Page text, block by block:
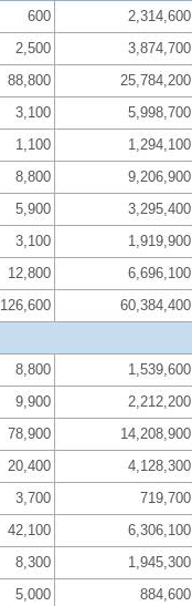
600 2,314,600
2,500 3,874,700
88,800 25,784,200
3,100 5,998,700
1,100 1,294,100
8,800 9,206,900
5,900 3,295,400
3,100 1,919,900
12,800 6,696,100
126,600 60,384,400
8,800 1,539,600
9,900 2,212,200
78,900 14,208,900
20,400 4,128,300
3,700 719,700
42,100 6,306,100
8,300 1,945,300
5,000 884,600